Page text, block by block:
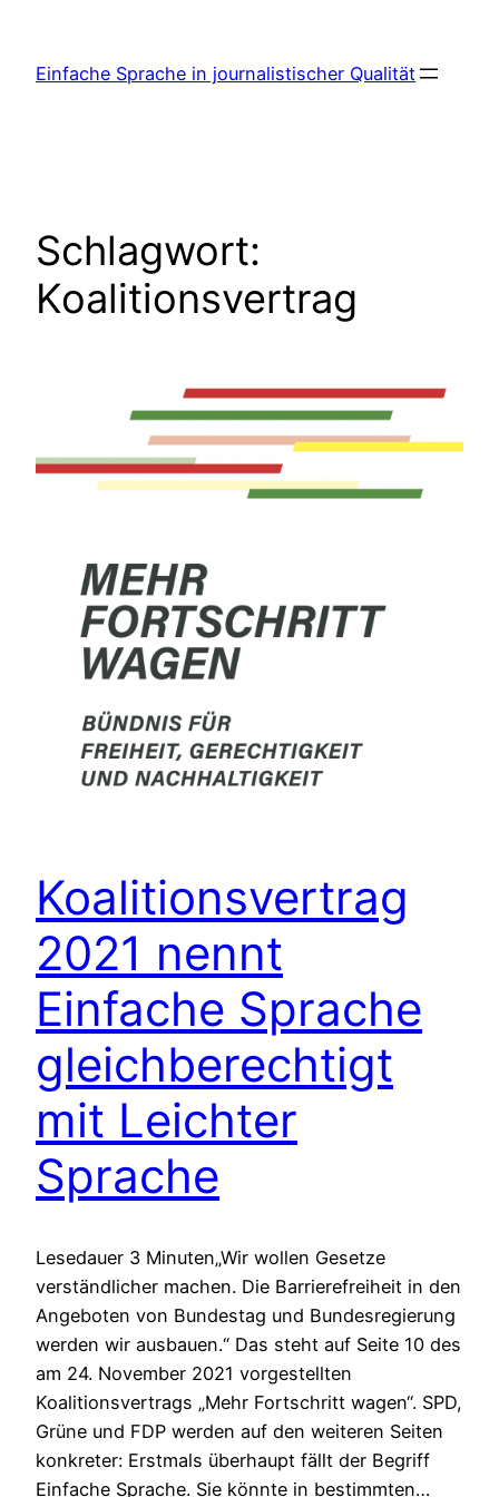
springen
Einfache Sprache in journalistischer Qualität
Schlagwort:
Koalitionsvertrag
Koalitionsvertrag
2021 nennt
Einfache Sprache
gleichberechtigt
mit Leichter
Sprache
Lesedauer 3 Minuten„Wir wollen Gesetze
verständlicher machen. Die Barrierefreiheit in den
Angeboten von Bundestag und Bundesregierung
werden wir ausbauen.“ Das steht auf Seite 10 des
am 24. November 2021 vorgestellten
Koalitionsvertrags „Mehr Fortschritt wagen“. SPD,
Grüne und FDP werden auf den weiteren Seiten
konkreter: Erstmals überhaupt fällt der Begriff
Einfache Sprache. Sie könnte in bestimmten…